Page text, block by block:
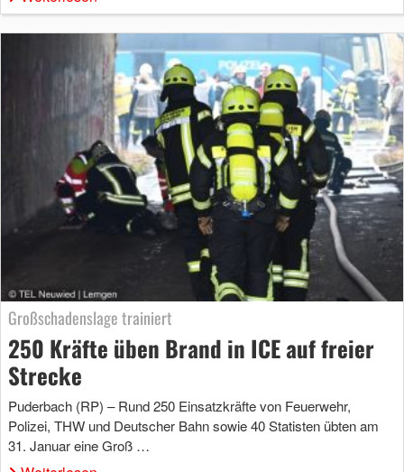
Großschadenslage trainiert
250 Kräfte üben Brand in ICE auf freier
Strecke
Puderbach (RP) – Rund 250 Einsatzkräfte von Feuerwehr,
Polizei, THW und Deutscher Bahn sowie 40 Statisten übten am
31. Januar eine Groß …